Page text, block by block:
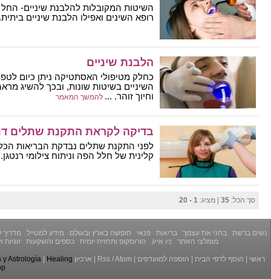
השיטות המקובלות להלבנת שיניים-
רופא השינים ואפילו הלבנת שיניים
הלבנת שיניים
כחלק מטיפולי האסתטיקה ניתן כיום
השיניים בשיטות שונות, ובכך להשיג
וחיוך זוהר. ... להמשך המאמר
בדיקה לקראת התקנת שתלים
לפני התקנת שתלים נבדקת הבריאות
קלינית של חלל הפה וניתוח צילומי
סך הכל: 35 | מציג: 1 - 20
נשים ברשת בחני את עצמך בריאות פנאי חופשה בארץ ובעולם מידע למטייל
מדריך
מומלצי האתר
ניו אייג הורוסקופ ותחזית יומית כספים והשקעות זוגיות
ראשי הוסף לדפי הבית הוספה למועדפים Rss/Atom ארכיון y Astrología|
Healing